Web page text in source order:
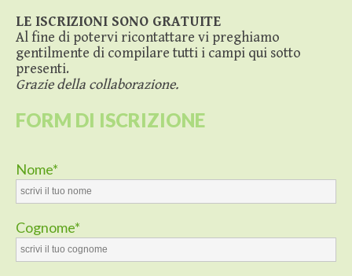
LE ISCRIZIONI SONO GRATUITE
Al fine di potervi ricontattare vi preghiamo
gentilmente di compilare tutti i campi qui sotto
presenti.
Grazie della collaborazione.
FORM DI ISCRIZIONE
Nome*
Cognome*